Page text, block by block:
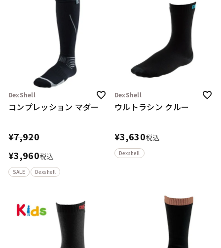
DexShell
コンプレッション マダー
¥7,920
¥3,960税込
SALE Dexshell
DexShell
ウルトラシン クルー
¥3,630税込
Dexshell